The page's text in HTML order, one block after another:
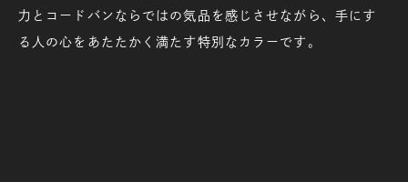
力とコードバンならではの気品を感じさせながら、手にす
る人の心をあたたかく満たす特別なカラーです。